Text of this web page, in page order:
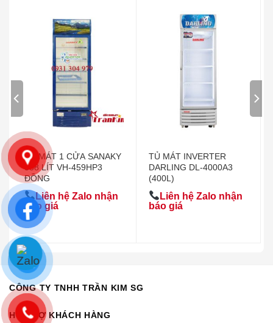
TỦ MÁT 1 CỬA SANAKY
388 LÍT VH-459HP3
ĐỒNG
Liên hệ Zalo nhận
báo giá
TỦ MÁT INVERTER
DARLING DL-4000A3
(400L)
Liên hệ Zalo nhận
báo giá
CÔNG TY TNHH TRẦN KIM SG
HỖ TRỢ KHÁCH HÀNG